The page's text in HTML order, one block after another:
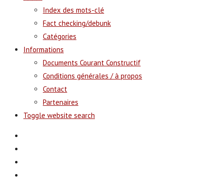
Index des mots-clé
Fact checking/debunk
Catégories
Informations
Documents Courant Constructif
Conditions générales / à propos
Contact
Partenaires
Toggle website search